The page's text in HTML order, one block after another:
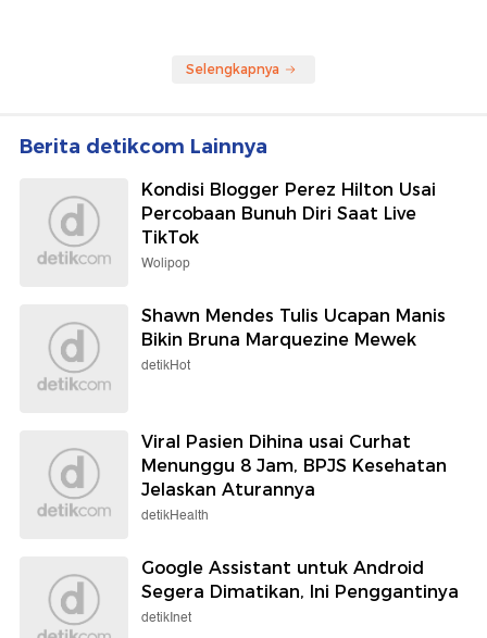
Selengkapnya
Berita detikcom Lainnya
Kondisi Blogger Perez Hilton Usai
Percobaan Bunuh Diri Saat Live
TikTok
Wolipop
Shawn Mendes Tulis Ucapan Manis
Bikin Bruna Marquezine Mewek
detikHot
Viral Pasien Dihina usai Curhat
Menunggu 8 Jam, BPJS Kesehatan
Jelaskan Aturannya
detikHealth
Google Assistant untuk Android
Segera Dimatikan, Ini Penggantinya
detikInet